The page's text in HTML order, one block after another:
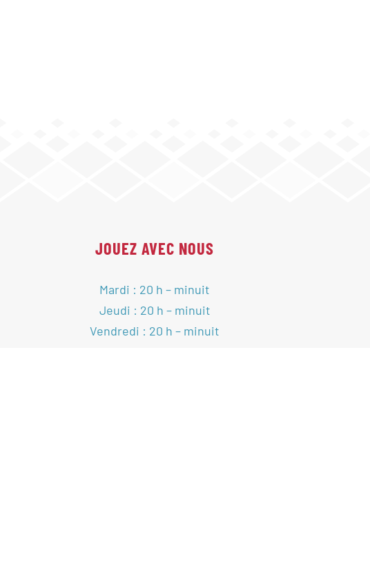
JOUEZ AVEC NOUS
Mardi : 20 h – minuit
Jeudi : 20 h – minuit
Vendredi : 20 h – minuit